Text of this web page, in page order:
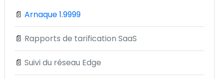
📄 Arnaque 1.9999
📄 Rapports de tarification SaaS
📄 Suivi du réseau Edge